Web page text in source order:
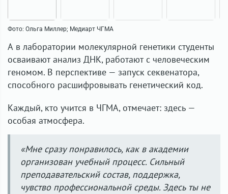
Фото: Ольга Миллер; Медиарт ЧГМА
А в лаборатории молекулярной генетики студенты
осваивают анализ ДНК, работают с человеческим
геномом. В перспективе — запуск секвенатора,
способного расшифровывать генетический код.
Каждый, кто учится в ЧГМА, отмечает: здесь —
особая атмосфера.
«Мне сразу понравилось, как в академии
организован учебный процесс. Сильный
преподавательский состав, поддержка,
чувство профессиональной среды. Здесь ты не